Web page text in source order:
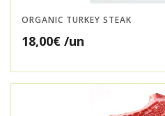
ORGANIC TURKEY STEAK
18,00€ /un